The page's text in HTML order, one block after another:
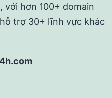
với hơn 100+ domain
trợ 30+ lĩnh vực khác